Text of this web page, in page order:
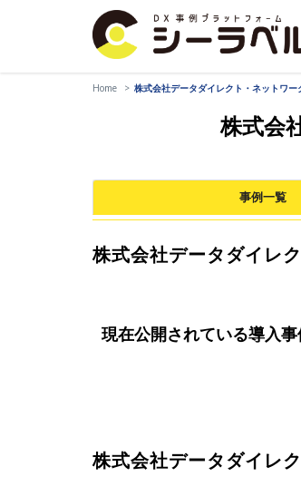
Home 株式会社データダイレクト・ネットワ
株式会
事例一覧
株式会社データダイレ
現在公開されている導入事
株式会社データダイレ